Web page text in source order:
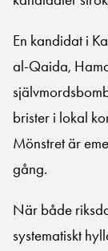
En kandidat i
al-Qaida,
brister i lokal
Mönstret är
gång.
När både
systematiskt